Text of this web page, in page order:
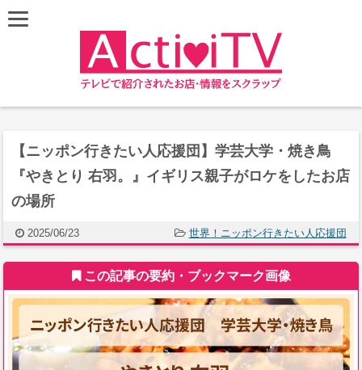
【ニッポン行きたい人応援団】学芸大学・焼き鳥
『やきとり 右羽。』イギリス親子がロケをしたお店
の場所
2025/06/23 世界！ニッポン行きたい人応援団
この記事の要約・ブックマーク画像